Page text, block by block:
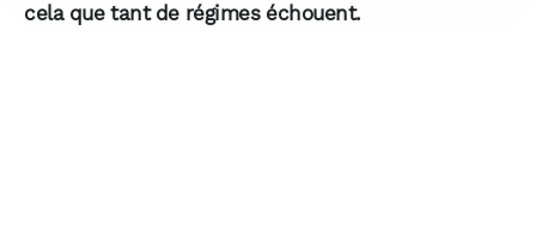
cela que tant de régimes échouent.